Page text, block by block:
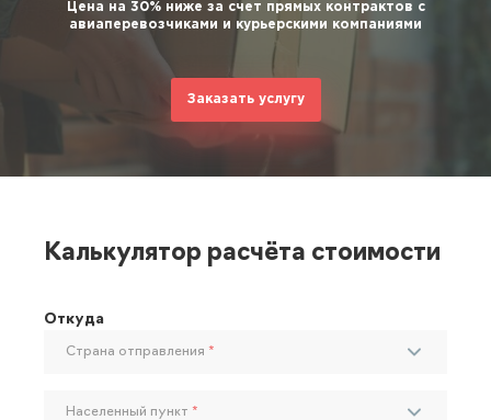
Цена на 30% ниже за счет прямых контрактов с
авиаперевозчиками и курьерскими компаниями
Заказать услугу
Калькулятор расчёта стоимости
Откуда
Страна отправления *
Населенный пункт *